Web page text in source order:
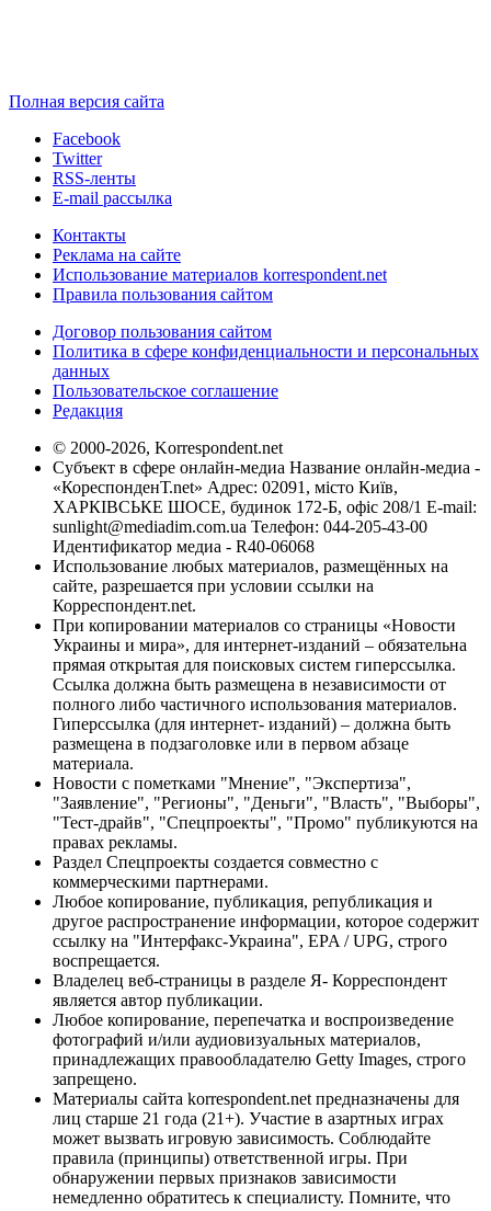
Полная версия сайта
Facebook
Twitter
RSS-ленты
E-mail рассылка
Контакты
Реклама на сайте
Использование материалов korrespondent.net
Правила пользования сайтом
Договор пользования сайтом
Политика в сфере конфиденциальности и персональных
данных
Пользовательское соглашение
Редакция
© 2000-2026, Korrespondent.net
Субъект в сфере онлайн-медиа Название онлайн-медиа -
«КореспонденТ.net» Адрес: 02091, місто Київ,
ХАРКІВСЬКЕ ШОСЕ, будинок 172-Б, офіс 208/1 E-mail:
sunlight@mediadim.com.ua Телефон: 044-205-43-00
Идентификатор медиа - R40-06068
Использование любых материалов, размещённых на
сайте, разрешается при условии ссылки на
Корреспондент.net.
При копировании материалов со страницы «Новости
Украины и мира», для интернет-изданий – обязательна
прямая открытая для поисковых систем гиперссылка.
Ссылка должна быть размещена в независимости от
полного либо частичного использования материалов.
Гиперссылка (для интернет- изданий) – должна быть
размещена в подзаголовке или в первом абзаце
материала.
Новости с пометками "Мнение", "Экспертиза",
"Заявление", "Регионы", "Деньги", "Власть", "Выборы",
"Тест-драйв", "Спецпроекты", "Промо" публикуются на
правах рекламы.
Раздел Спецпроекты создается совместно с
коммерческими партнерами.
Любое копирование, публикация, републикация и
другое распространение информации, которое содержит
ссылку на "Интерфакс-Украина", EPA / UPG, строго
воспрещается.
Владелец веб-страницы в разделе Я- Корреспондент
является автор публикации.
Любое копирование, перепечатка и воспроизведение
фотографий и/или аудиовизуальных материалов,
принадлежащих правообладателю Getty Images, строго
запрещено.
Материалы сайта korrespondent.net предназначены для
лиц старше 21 года (21+). Участие в азартных играх
может вызвать игровую зависимость. Соблюдайте
правила (принципы) ответственной игры. При
обнаружении первых признаков зависимости
немедленно обратитесь к специалисту. Помните, что